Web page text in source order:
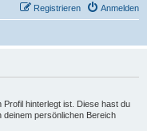
Anmelden
Registrieren
hinterlegt ist. Diese hast du
deinem persönlichen Bereich